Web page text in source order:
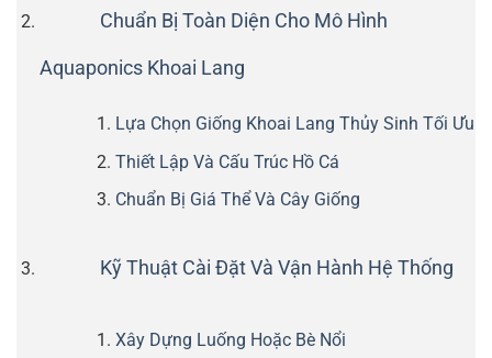
Chuẩn Bị Toàn Diện Cho Mô Hình
Aquaponics Khoai Lang
Lựa Chọn Giống Khoai Lang Thủy Sinh Tối Ưu
Thiết Lập Và Cấu Trúc Hồ Cá
Chuẩn Bị Giá Thể Và Cây Giống
Kỹ Thuật Cài Đặt Và Vận Hành Hệ Thống
Xây Dựng Luống Hoặc Bè Nổi